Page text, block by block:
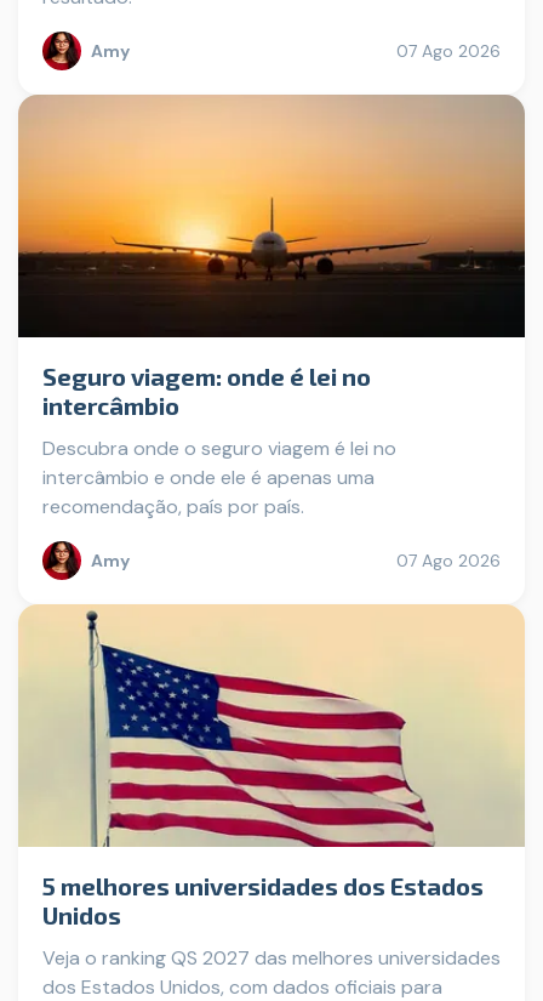
Amy 07 Ago 2026
Seguro viagem: onde é lei no
intercâmbio
Descubra onde o seguro viagem é lei no
intercâmbio e onde ele é apenas uma
recomendação, país por país.
Amy 07 Ago 2026
5 melhores universidades dos Estados
Unidos
Veja o ranking QS 2027 das melhores universidades
dos Estados Unidos, com dados oficiais para